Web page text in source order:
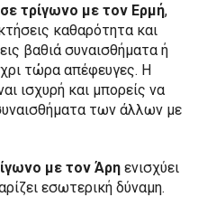
τρίγωνο με τον Ερμή,
καθαρότητα και
βαθιά συναισθήματα ή
τώρα απέφευγες. Η
ισχυρή και μπορείς να
των άλλων με
με τον Άρη ενισχύει
εσωτερική δύναμη.